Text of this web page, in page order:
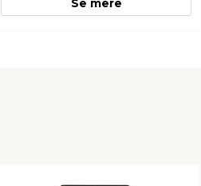
Se mere